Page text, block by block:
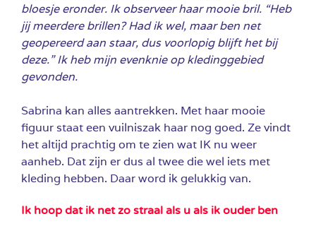
bloesje eronder. Ik observeer haar mooie bril. “Heb
jij meerdere brillen? Had ik wel, maar ben net
geopereerd aan staar, dus voorlopig blijft het bij
deze.” Ik heb mijn evenknie op kledinggebied
gevonden.
Sabrina kan alles aantrekken. Met haar mooie
figuur staat een vuilniszak haar nog goed. Ze vindt
het altijd prachtig om te zien wat IK nu weer
aanheb. Dat zijn er dus al twee die wel iets met
kleding hebben. Daar word ik gelukkig van.
Ik hoop dat ik net zo straal als u als ik ouder ben